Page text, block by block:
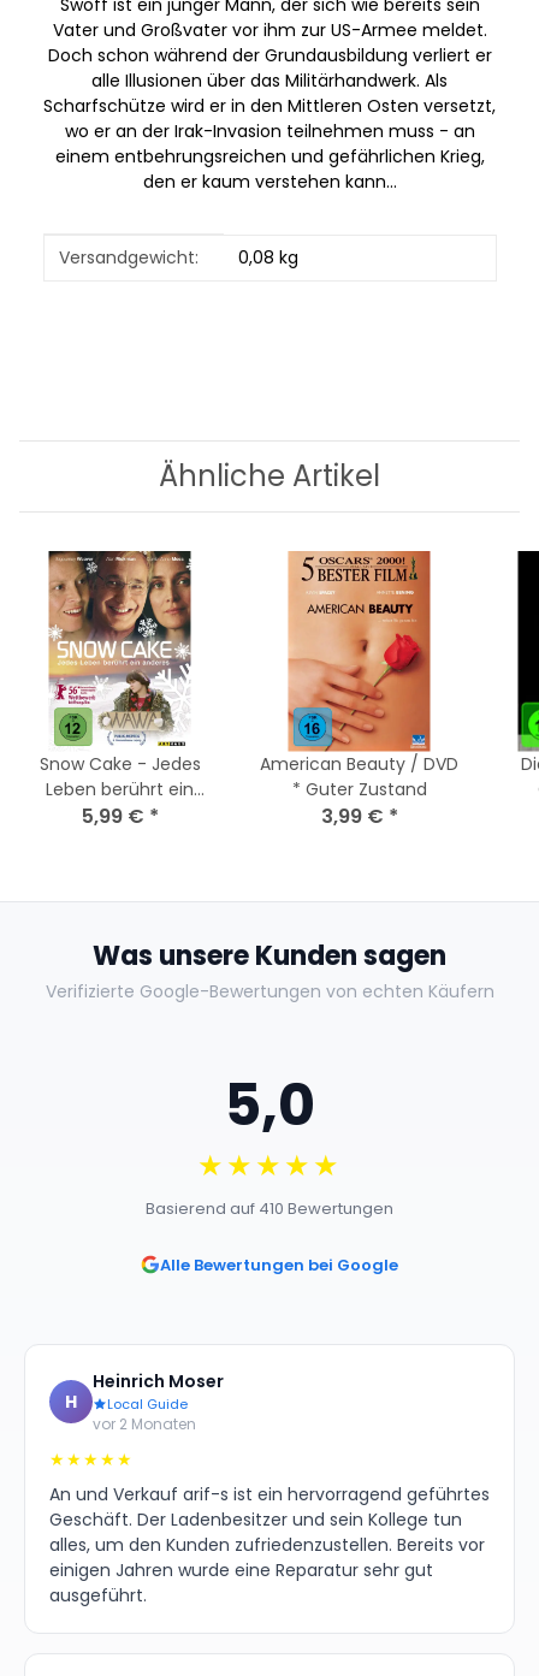
Vater und Großvater vor ihm zur US-Armee meldet.
Doch schon während der Grundausbildung verliert er
alle Illusionen über das Militärhandwerk. Als
Scharfschütze wird er in den Mittleren Osten versetzt,
wo er an der Irak-Invasion teilnehmen muss - an
einem entbehrungsreichen und gefährlichen Krieg,
den er kaum verstehen kann...
Produkteigenschaft
Wert
Versandgewicht: 0,08 kg
Ähnliche Artikel
Snow Cake - Jedes
Leben berührt ein
anderes (DVD, 2007)
5,99 € *
American Beauty / DVD
* Guter Zustand
3,99 € *
Was unsere Kunden sagen
Verifizierte Google-Bewertungen von echten Käufern
5,0
★★★★★
Basierend auf 410 Bewertungen
Alle Bewertungen bei Google
H
Heinrich Moser
Local Guide
vor 2 Monaten
★★★★★
An und Verkauf arif-s ist ein hervorragend geführtes
Geschäft. Der Ladenbesitzer und sein Kollege tun
alles, um den Kunden zufriedenzustellen. Bereits vor
einigen Jahren wurde eine Reparatur sehr gut
ausgeführt.